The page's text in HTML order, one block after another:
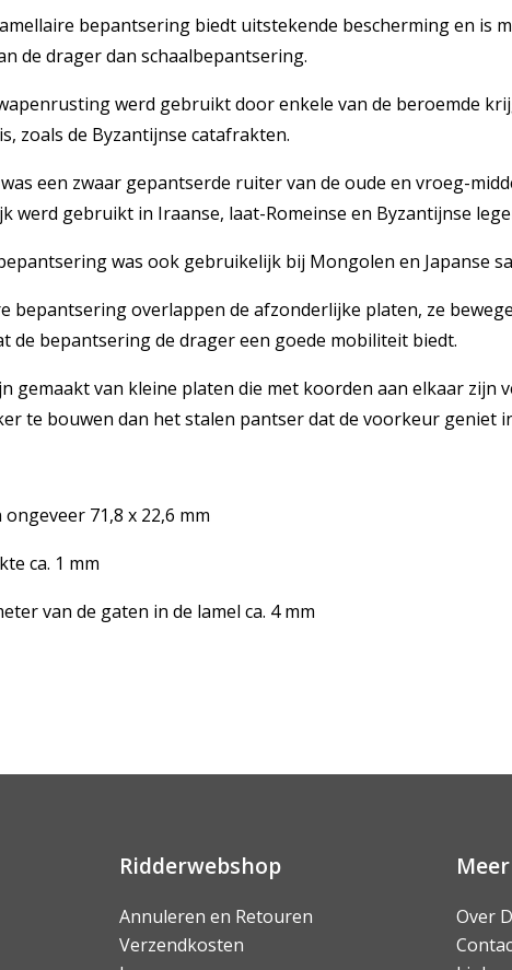
bepantsering biedt uitstekende bescherming en is
de drager dan schaalbepantsering.
werd gebruikt door enkele van de beroemde
zoals de Byzantijnse catafrakten.
een zwaar gepantserde ruiter van de oude en vroeg-
werd gebruikt in Iraanse, laat-Romeinse en Byzantijnse
was ook gebruikelijk bij Mongolen en Japanse
bepantsering overlappen de afzonderlijke platen, ze
de bepantsering de drager een goede mobiliteit biedt.
gemaakt van kleine platen die met koorden aan elkaar zijn
te bouwen dan het stalen pantser dat de voorkeur geniet
71,8 x 22,6 mm
ca. 1 mm
van de gaten in de lamel ca. 4 mm
Ridderwebshop
Annuleren en Retouren
Verzendkosten
Over